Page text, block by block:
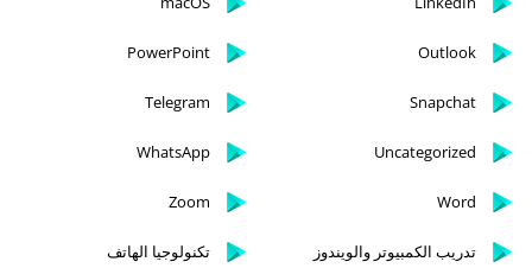
Outlook
PowerPoint
Snapchat
Telegram
Uncategorized
WhatsApp
Word
Zoom
تدريب الكمبيوتر والويندوز تكنولوجيا الهاتف